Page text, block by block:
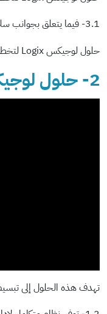
3.1- فيما يتعلق بجوانب سلاسل الإمداد:
حلول لوجيكس Logix لتخطيط الموارد تقوم بتحسين سلاسل التوريد من خلال تحسين العمليات اللوجستية وتقليل التكاليف وزيادة كفاءة العمل.
2- حلول لوجيكس Logix المتعلقة بالموارد البشرية :
تهدف هذه الحلول إلى